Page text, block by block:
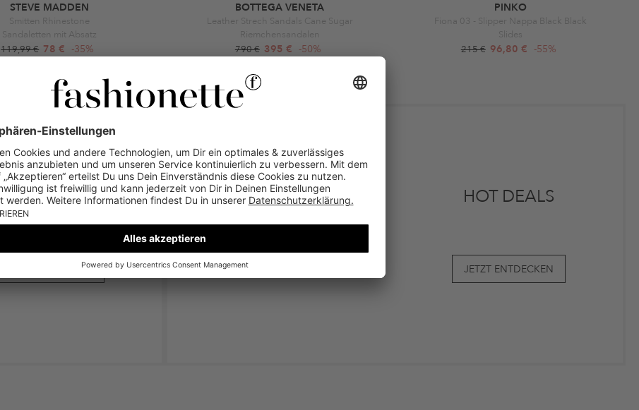
STEVE MADDEN
Smitten Rhinestone
Sandaletten mit Absatz
119,99 € 78 € -35%
BOTTEGA VENETA
Leather Strech Sandals Cane Sugar
Riemchensandalen
790 € 395 € -50%
PINKO
Fiona 03 - Slipper Nappa Black Black
Slides
215 € 96,80 € -55%
FINAL SALE
JETZT ENTDECKEN
HOT DEALS
JETZT ENTDECKEN